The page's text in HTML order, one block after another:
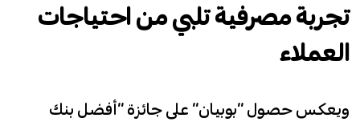
تجربة مصرفية تلبي من احتياجات
العملاء
ويعكس حصول “بوبيان” على جائزة “أفضل بنك